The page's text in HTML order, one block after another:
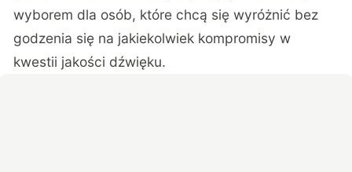
wyborem dla osób, które chcą się wyróżnić bez
godzenia się na jakiekolwiek kompromisy w
kwestii jakości dźwięku.